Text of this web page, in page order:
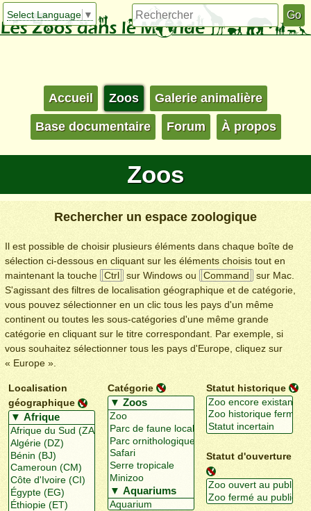
Select Language ▼
Accueil Zoos Galerie animalière
Base documentaire Forum À propos
Zoos
Rechercher un espace zoologique
Il est possible de choisir plusieurs éléments dans chaque boîte de
sélection ci-dessous en cliquant sur les éléments choisis tout en
maintenant la touche
Ctrl sur Windows ou Command
sur Mac.
S'agissant des filtres de localisation géographique et de catégorie,
vous pouvez sélectionner en un clic tous les pays d'un même
continent ou toutes les sous-catégories d'une même grande
catégorie en cliquant sur le titre correspondant. Par exemple, si
vous souhaitez sélectionner tous les pays d'Europe, cliquez sur
« Europe ».
Localisation
géographique
Catégorie Statut historique
Statut d'ouverture